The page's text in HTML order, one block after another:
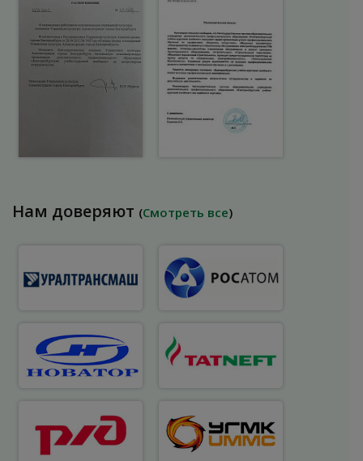
Нам доверяют (Смотреть все)